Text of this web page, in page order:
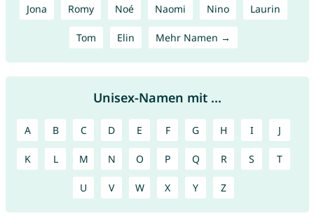
Jona Romy Noé Naomi Nino Laurin
Tom Elin Mehr Namen →
Unisex-Namen mit ...
A B C D E F G H I J
K L M N O P Q R S T
U V W X Y Z